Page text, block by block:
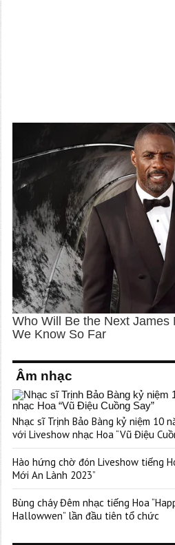
Âm nhạc
Nhạc sĩ Trịnh Bảo Bàng kỷ niệm 10
với Liveshow nhạc Hoa “Vũ Điệu
Hào hứng chờ đón Liveshow tiếng
Mới An Lành 2023”
Bùng cháy Đêm nhạc tiếng Hoa
Hallowwen” lần đầu tiên tổ chức